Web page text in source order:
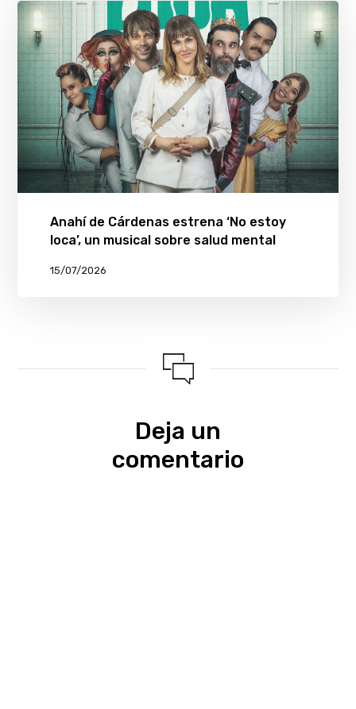
Anahí de Cárdenas estrena ‘No estoy
loca’, un musical sobre salud mental
15/07/2026
Deja un
comentario